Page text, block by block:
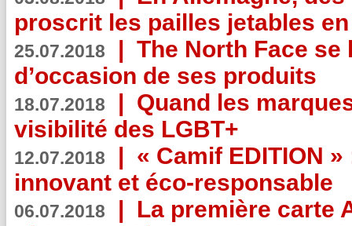
proscrit les pailles jetables
25.07.2018 | The North Face se
d’occasion de ses produits
18.07.2018 | Quand les
visibilité des LGBT+
12.07.2018 | « Camif EDITION
innovant et éco-responsable
06.07.2018 | La première carte